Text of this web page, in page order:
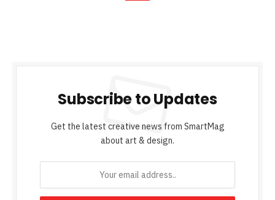
Subscribe to Updates
Get the latest creative news from SmartMag
about art & design.